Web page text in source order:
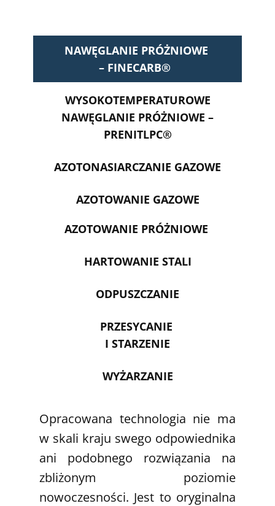
NAWĘGLANIE PRÓŻNIOWE
– FINECARB®
WYSOKOTEMPERATUROWE
NAWĘGLANIE PRÓŻNIOWE –
PRENITLPC®
AZOTONASIARCZANIE GAZOWE
AZOTOWANIE GAZOWE
AZOTOWANIE PRÓŻNIOWE
HARTOWANIE STALI
ODPUSZCZANIE
PRZESYCANIE
I STARZENIE
WYŻARZANIE
Opracowana technologia nie ma
w skali kraju swego odpowiednika
ani podobnego rozwiązania na
zbliżonym poziomie
nowoczesności. Jest to oryginalna